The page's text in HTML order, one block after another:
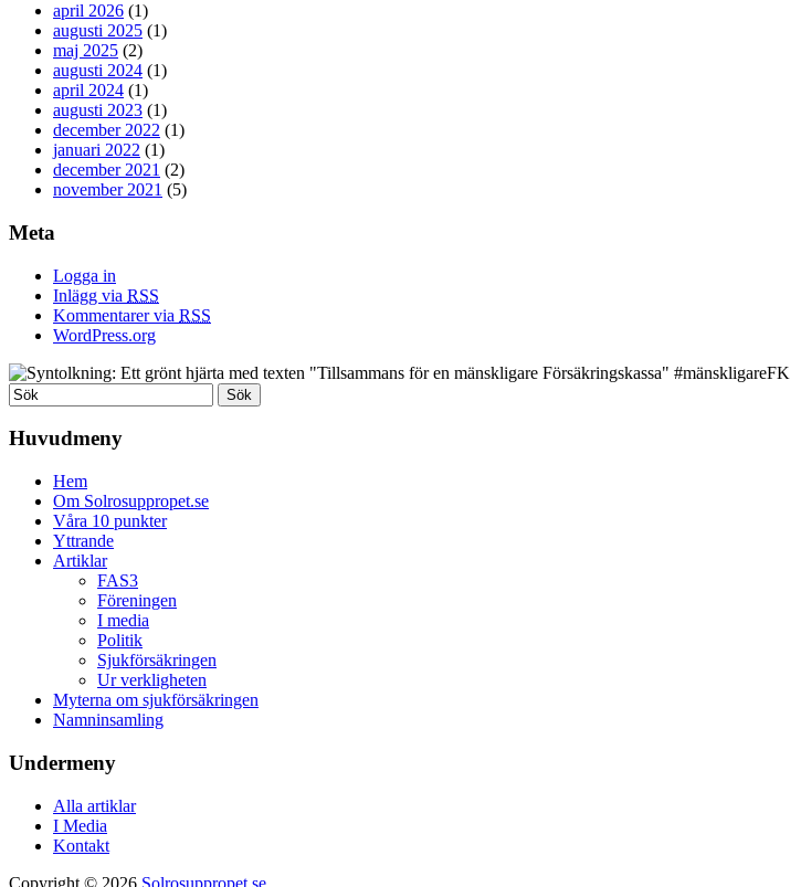
april 2026 (1)
augusti 2025 (1)
maj 2025 (2)
augusti 2024 (1)
april 2024 (1)
augusti 2023 (1)
december 2022 (1)
januari 2022 (1)
december 2021 (2)
november 2021 (5)
Meta
Logga in
Inlägg via RSS
Kommentarer via RSS
WordPress.org
Huvudmeny
Hem
Om Solrosuppropet.se
Våra 10 punkter
Yttrande
Artiklar
FAS3
Föreningen
I media
Politik
Sjukförsäkringen
Ur verkligheten
Myterna om sjukförsäkringen
Namninsamling
Undermeny
Alla artiklar
I Media
Kontakt
Copyright © 2026 Solrosuppropet.se